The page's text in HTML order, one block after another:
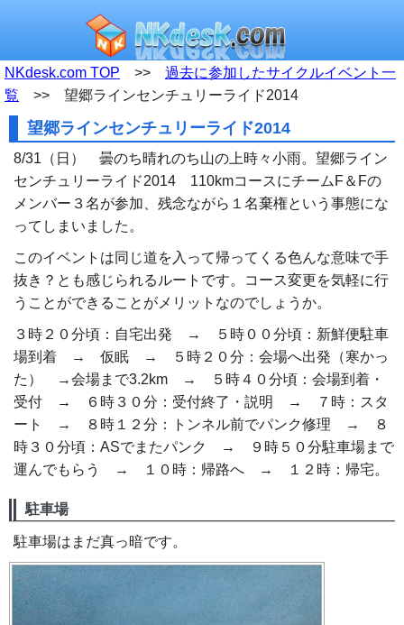
NKdesk.com TOP >> 過去に参加したサイクルイベント一
覧 >> 望郷ラインセンチュリーライド2014
望郷ラインセンチュリーライド2014
8/31（日） 曇のち晴れのち山の上時々小雨。望郷ライン
センチュリーライド2014 110kmコースにチームF＆Fの
メンバー３名が参加、残念ながら１名棄権という事態にな
ってしまいました。
このイベントは同じ道を入って帰ってくる色んな意味で手
抜き？とも感じられるルートです。コース変更を気軽に行
うことができることがメリットなのでしょうか。
３時２０分頃：自宅出発 → ５時００分頃：新鮮便駐車
場到着 → 仮眠 → ５時２０分：会場へ出発（寒かっ
た） →会場まで3.2km → ５時４０分頃：会場到着・
受付 → ６時３０分：受付終了・説明 → ７時：スタ
ート → ８時１２分：トンネル前でパンク修理 → ８
時３０分頃：ASでまたパンク → ９時５０分駐車場まで
運んでもらう → １０時：帰路へ → １２時：帰宅。
駐車場
駐車場はまだ真っ暗です。